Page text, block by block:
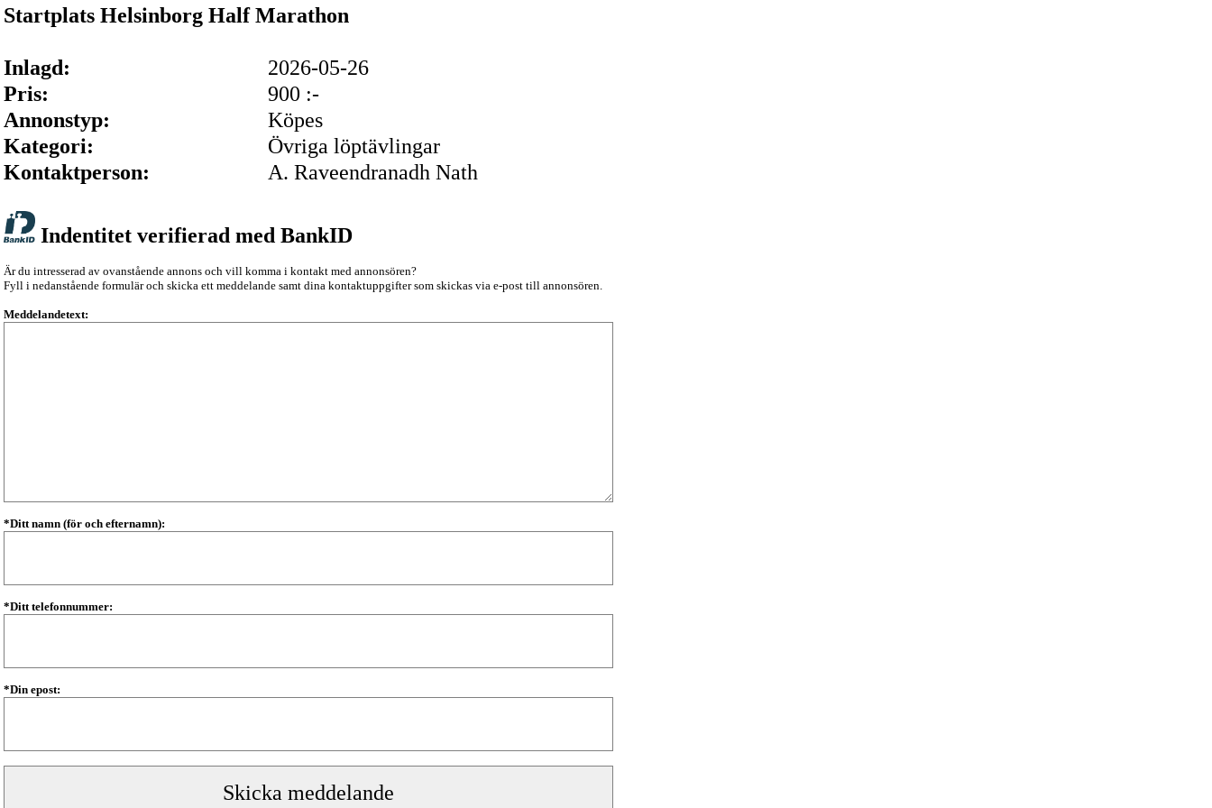
Startplats Helsinborg Half Marathon
Inlagd:
2026-05-26
Pris:
900 :-
Annonstyp:
Köpes
Kategori:
Övriga löptävlingar
Kontaktperson:
A. Raveendranadh Nath
Indentitet verifierad med BankID
Är du intresserad av ovanstående annons och vill komma i kontakt med annonsören?
Fyll i nedanstående formulär och skicka ett meddelande samt dina kontaktuppgifter som skickas via e-post till annonsören.
Meddelandetext:
*Ditt namn (för och efternamn):
*Ditt telefonnummer:
*Din epost: